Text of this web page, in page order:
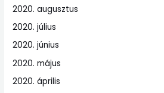
2020. augusztus
2020. július
2020. június
2020. május
2020. április